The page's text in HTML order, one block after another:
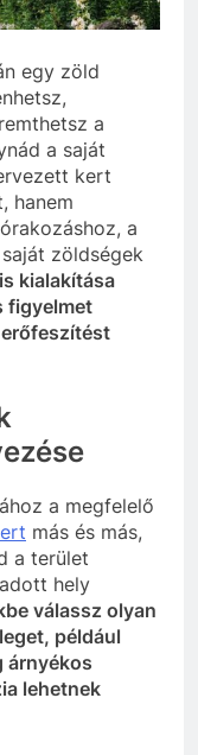
egy zöld
a
a saját
kert
hanem
a
zöldségek
kialakítása
figyelmet
a megfelelő
más és más,
a terület
hely
válassz olyan
például
árnyékos
lehetnek